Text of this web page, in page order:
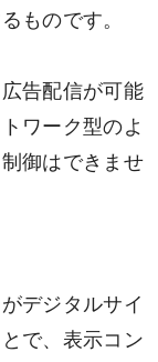
ものです。
告配信が可能
ワーク型のよ
御はできませ
デジタルサイ
で、表示コン